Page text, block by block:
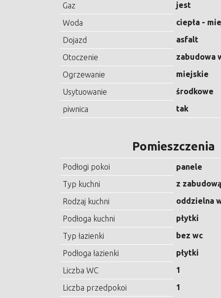
Gaz
jest
Woda
ciepła -
Dojazd
asfalt
Otoczenie
zabudowa
Ogrzewanie
miejskie
Usytuowanie
środkowe
piwnica
tak
Pomieszczenia
Podłogi pokoi
panele
Typ kuchni
z
Rodzaj kuchni
oddzielna
Podłoga kuchni
płytki
Typ łazienki
bez wc
Podłoga łazienki
płytki
Liczba WC
1
Liczba przedpokoi
1